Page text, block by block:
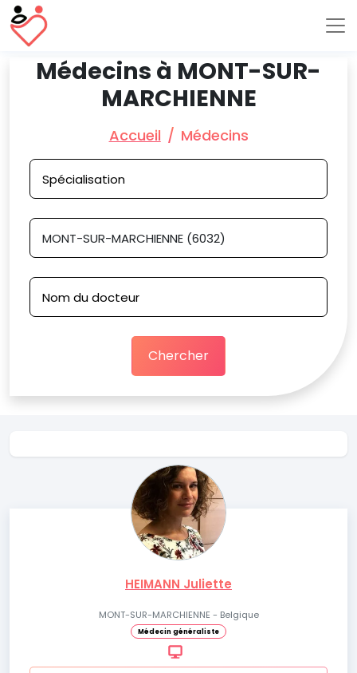
Médecins à MONT-SUR-
MARCHIENNE
Accueil Médecins
Chercher
HEIMANN Juliette
MONT-SUR-MARCHIENNE - Belgique
Médecin généraliste